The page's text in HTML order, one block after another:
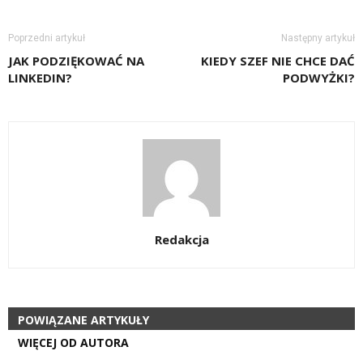
Poprzedni artykuł
JAK PODZIĘKOWAĆ NA
LINKEDIN?
Następny artykuł
KIEDY SZEF NIE CHCE DAĆ
PODWYŻKI?
Redakcja
POWIĄZANE ARTYKUŁY
WIĘCEJ OD AUTORA